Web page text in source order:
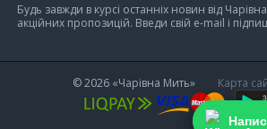
Будь завжди в курсі останніх новин від
акційних пропозицій. Введи свій e-mail і
© 2026 «Чарівна Мить» Карта